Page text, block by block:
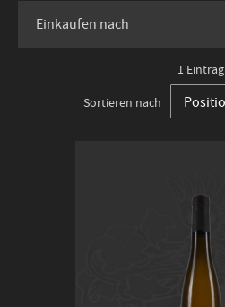
1 Eintrag
Sortieren nach
Einkaufen nach